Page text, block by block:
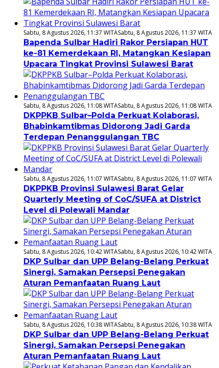
Sabtu, 8 Agustus 2026, 11:37 WITASabtu, 8 Agustus 2026, 11:37 WITA
Bapenda Sulbar Hadiri Rakor Persiapan HUT
ke-81 Kemerdekaan RI, Matangkan Kesiapan
Upacara Tingkat Provinsi Sulawesi Barat
Sabtu, 8 Agustus 2026, 11:08 WITASabtu, 8 Agustus 2026, 11:08 WITA
DKPPKB Sulbar–Polda Perkuat Kolaborasi,
Bhabinkamtibmas Didorong Jadi Garda
Terdepan Penanggulangan TBC
Sabtu, 8 Agustus 2026, 11:07 WITASabtu, 8 Agustus 2026, 11:07 WITA
DKPPKB Provinsi Sulawesi Barat Gelar
Quarterly Meeting of CoC/SUFA at District
Level di Polewali Mandar
Sabtu, 8 Agustus 2026, 10:42 WITASabtu, 8 Agustus 2026, 10:42 WITA
DKP Sulbar dan UPP Belang-Belang Perkuat
Sinergi, Samakan Persepsi Penegakan
Aturan Pemanfaatan Ruang Laut
Sabtu, 8 Agustus 2026, 10:38 WITASabtu, 8 Agustus 2026, 10:38 WITA
DKP Sulbar dan UPP Belang-Belang Perkuat
Sinergi, Samakan Persepsi Penegakan
Aturan Pemanfaatan Ruang Laut